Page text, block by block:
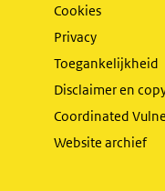
Cookies
Privacy
Toegankelijkheid
Disclaimer en
Coordinated
Website archief